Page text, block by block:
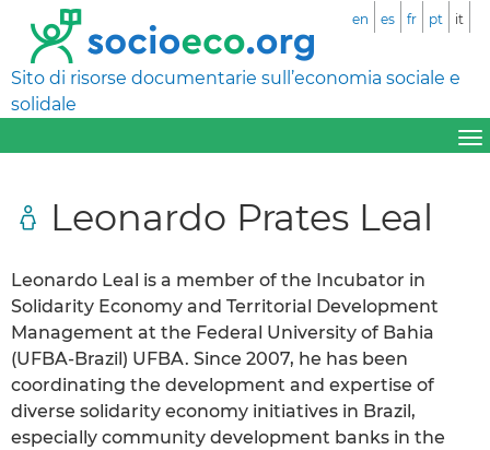
Sito di risorse documentarie sull’economia sociale e
solidale
en es fr pt it
Leonardo Prates Leal
Leonardo Leal is a member of the Incubator in
Solidarity Economy and Territorial Development
Management at the Federal University of Bahia
(UFBA-Brazil) UFBA. Since 2007, he has been
coordinating the development and expertise of
diverse solidarity economy initiatives in Brazil,
especially community development banks in the